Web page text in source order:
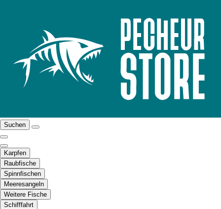
Suchen
Karpfen
Raubfische
Spinnfischen
Meeresangeln
Weitere Fische
Schifffahrt